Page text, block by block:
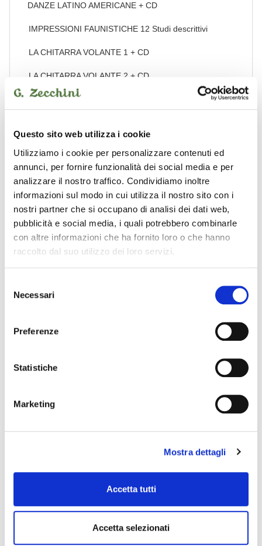
Questo sito web utilizza i cookie
Utilizziamo i cookie per personalizzare contenuti ed
annunci, per fornire funzionalità dei social media e per
analizzare il nostro traffico. Condividiamo inoltre
informazioni sul modo in cui utilizza il nostro sito con i
nostri partner che si occupano di analisi dei dati web,
pubblicità e social media, i quali potrebbero combinarle
con altre informazioni che ha fornito loro o che hanno
raccolto dal suo utilizzo dei loro servizi.
delNecessari
Preferenze
Statistiche
Marketing
Mostra dettagli
Accetta tutti
Accetta selezionati
DANZE LATINO AMERICANE + CD
IMPRESSIONI FAUNISTICHE 12 Studi descrittivi
LA CHITARRA VOLANTE 1 + CD
LA CHITARRA VOLANTE 2 + CD
LA CHITARRA VOLANTE Appendice al metodo
PRELUDI SENTIMENTALI Brani originali di facile e
media difficoltà + CD
TRAVEL IN AMERICA - Trittico per chitarra solista e
orchestra di chitarre
UNA CHITARRA IN FRACK Omaggio a Domenico
Modugno + CD
I tuoi dati, per consentirci di contattarti.
Nome e cognome